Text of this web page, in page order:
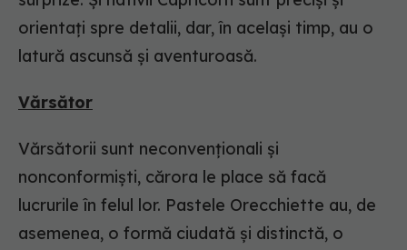
orientați spre detalii, dar, în același timp, au o
latură ascunsă și aventuroasă.
Vărsător
Vărsătorii sunt neconvenționali și
nonconformiști, cărora le place să facă
lucrurile în felul lor. Pastele Orecchiette au, de
asemenea, o formă ciudată și distinctă, o